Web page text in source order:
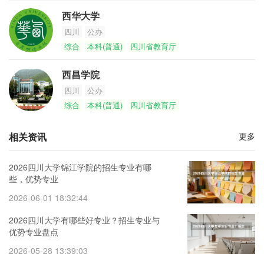
西华大学
四川
公办
综合
本科(普通) 四川省教育厅
西昌学院
四川
公办
综合
本科(普通) 四川省教育厅
相关资讯 更多
2026四川大学锦江学院的招生专业有哪
些，优势专业
2026-06-01 18:32:44
2026四川大学有哪些好专业？招生专业与
优势专业盘点
2026-05-28 13:39:03